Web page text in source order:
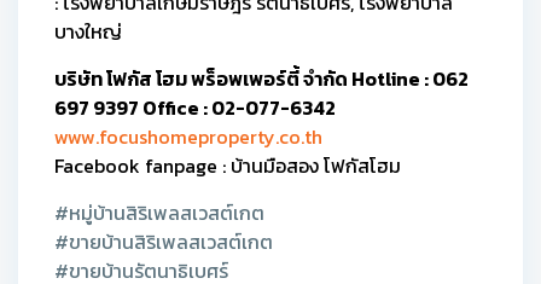
บางใหญ่
บริษัท โฟกัส โฮม พร็อพเพอร์ตี้ จำกัด Hotline : 062
697 9397 Office : 02-077-6342
www.focushomeproperty.co.th
Facebook fanpage : บ้านมือสอง โฟกัสโฮม
#หมู่บ้านสิริเพลสเวสต์เกต
#ขายบ้านสิริเพลสเวสต์เกต
#ขายบ้านรัตนาธิเบศร์